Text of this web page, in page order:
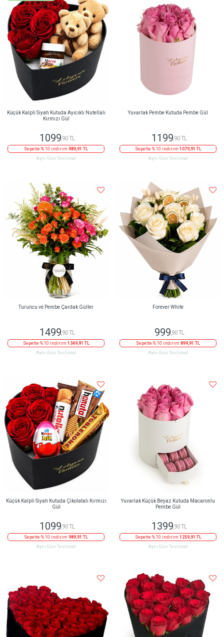
Küçük Kalpli Siyah Kutuda Ayıcıklı Nutellalı
Kırmızı Gül
1099,90 TL
Sepette % 10 indirim 989,91 TL
Aynı Gün Teslimat
Yuvarlak Pembe Kutuda Pembe Gül
1199,90 TL
Sepette % 10 indirim 1079,91 TL
Aynı Gün Teslimat
Turuncu ve Pembe Çardak Güller
1499 ,90 TL
Sepette % 10 indirim 1349,91 TL
Aynı Gün Teslimat
Forever White
999,90 TL
Sepette % 10 indirim 899,91 TL
Aynı Gün Teslimat
Küçük Kalpli Siyah Kutuda Çikolatalı Kırmızı
Gül
1099,90 TL
Sepette % 10 indirim 989,91 TL
Aynı Gün Teslimat
Yuvarlak Küçük Beyaz Kutuda Macaronlu
Pembe Gül
1399,90 TL
Sepette % 10 indirim 1259,91 TL
Aynı Gün Teslimat